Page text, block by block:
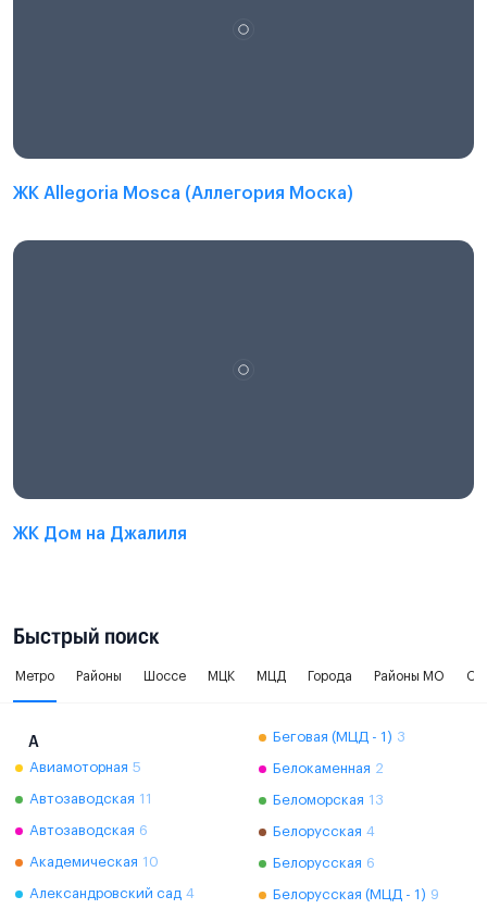
ЖК Allegoria Mosca (Аллегория Моска)
ЖК Дом на Джалиля
Быстрый поиск
Метро Районы Шоссе МЦК МЦД Города Районы МО
А
Авиамоторная 5
Автозаводская 11
Автозаводская 6
Академическая 10
Александровский сад 4
Беговая (МЦД - 1) 3
Белокаменная 2
Беломорская 13
Белорусская 4
Белорусская 6
Белорусская (МЦД - 1) 9